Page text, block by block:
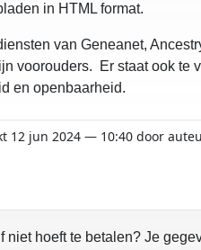
in HTML format.
van Geneanet,
voorouders. Er staat ook
en openbaarheid.
12 jun 2024 — 10:40 door
hoeft te betalen? Je